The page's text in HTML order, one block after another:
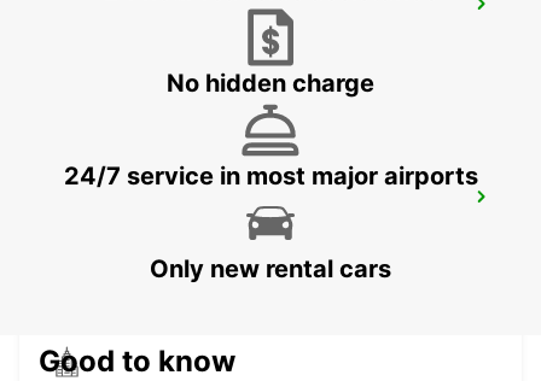
HAMBURG WANDSBEK
HAMBURG BERGEDORF NEW FROM 1 10
No hidden charge
24/7 service in most major airports
Only new rental cars
Good to know